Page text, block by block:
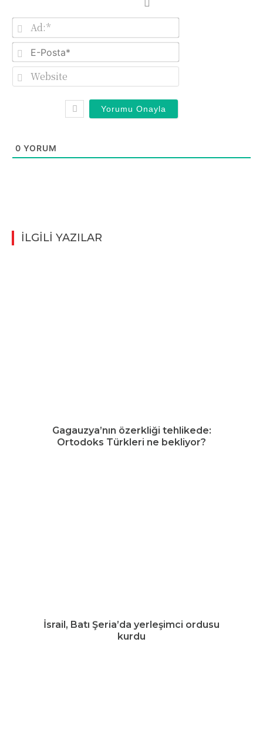
Ad:*
E-
0 YORUM
İLGİLİ YAZILAR
Gagauzya’nın özerkliği tehlikede:
Ortodoks Türkleri ne bekliyor?
İsrail, Batı Şeria’da yerleşimci ordusu
kurdu